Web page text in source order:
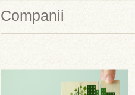
Companii